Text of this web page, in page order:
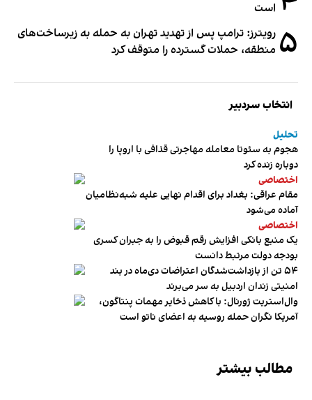
است
۵ رویترز: ترامپ پس از تهدید تهران به حمله به زیرساخت‌های
منطقه، حملات گسترده را متوقف کرد
انتخاب سردبیر
تحلیل
هجوم به سئوتا معامله مهاجرتی قذافی با اروپا را
دوباره زنده کرد
اختصاصی
مقام عراقی: بغداد برای اقدام نهایی علیه شبه‌نظامیان
آماده می‌شود
اختصاصی
یک منبع بانکی افزایش رقم قبوض را به جبران کسری
بودجه دولت مرتبط دانست
۵۴ تن از بازداشت‌شدگان اعتراضات دی‌ماه در بند
امنیتی زندان اردبیل به سر می‌برند
وال‌استریت ژورنال: با کاهش ذخایر مهمات پنتاگون،
آمریکا نگران حمله روسیه به اعضای ناتو‌ است
مطالب بیشتر